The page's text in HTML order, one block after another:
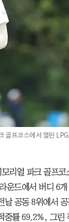
골프코스에서 열린
리얼 파크 골프
운드에서 버디 6
공동 8위에서
중률 69.2%, 그린